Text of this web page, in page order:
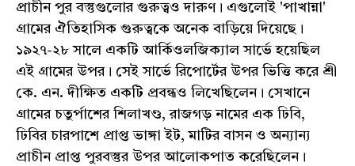
প্রাচীন পুর বস্তুগুলোর গুরুত্বও দারুণ। এগুলোই 'পাখান্না'
গ্রামের ঐতিহাসিক গুরুত্বকে অনেক বাড়িয়ে দিয়েছে।
১৯২৭-২৮ সালে একটি আর্কিওলজিক্যাল সার্ভে হয়েছিল
এই গ্রামের উপর। সেই সার্ভে রিপোর্টের উপর ভিত্তি করে শ্রী
কে. এন. দীক্ষিত একটি প্রবন্ধও লিখেছিলেন। সেখানে
গ্রামের চতুর্পাশের শিলাখণ্ড, রাজগড় নামের এক ঢিবি,
ঢিবির চারপাশে প্রাপ্ত ভাঙ্গা ইট, মাটির বাসন ও অন্যান্য
প্রাচীন প্রাপ্ত পুরবস্তুর উপর আলোকপাত করেছিলেন।